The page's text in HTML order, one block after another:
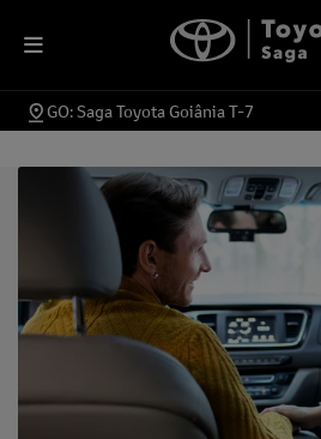
GO: Saga Toyota Goiânia T-7